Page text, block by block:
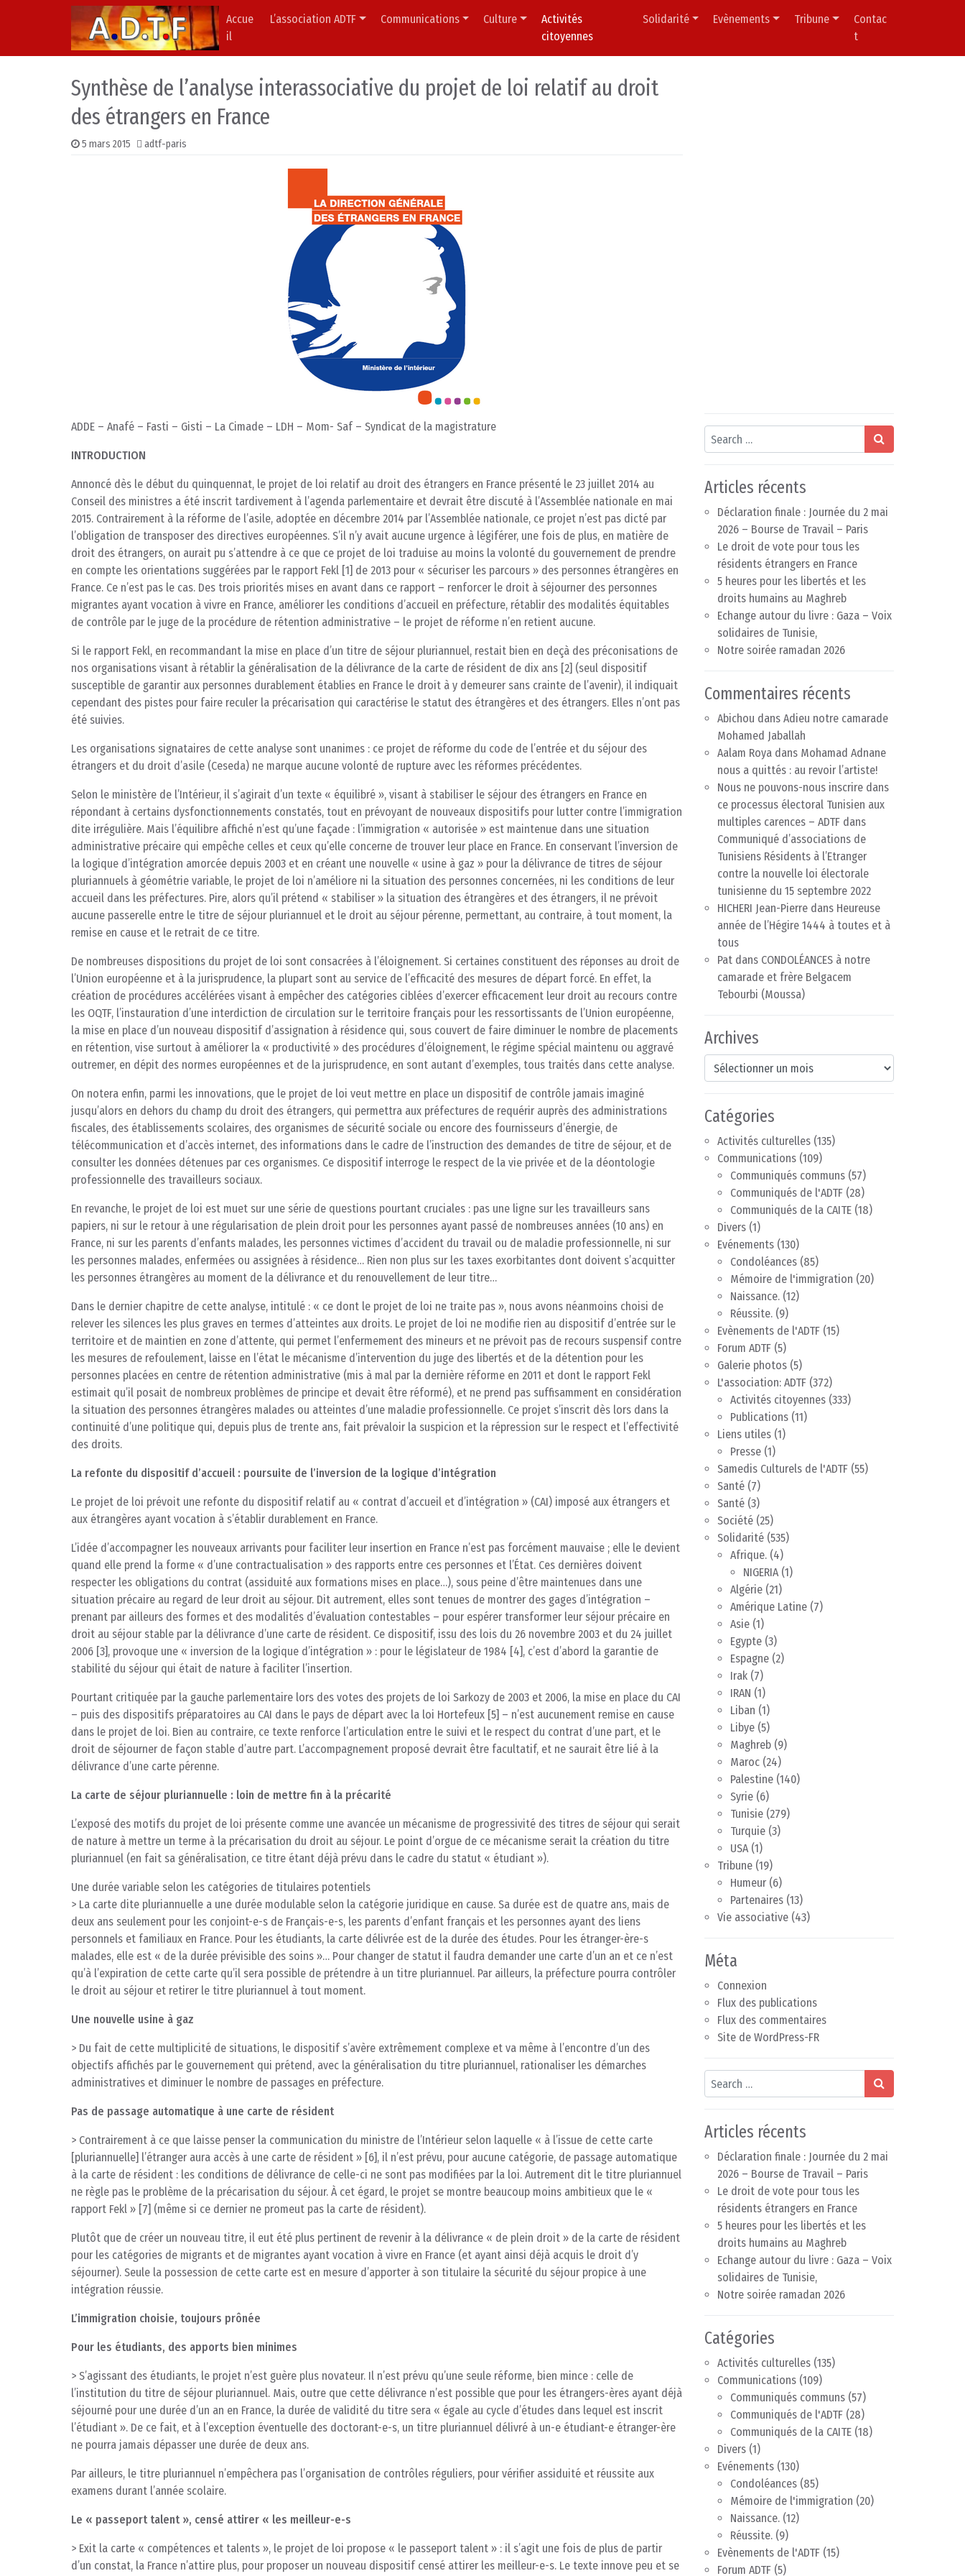
Skip to content
Main Navigation
Accue
il
L’association ADTF Communications Culture
Activités
citoyennes
Solidarité Evènements Tribune
Contac
t
Synthèse de l’analyse interassociative du projet de loi relatif au droit
des étrangers en France
5 mars 2015 adtf-paris
ADDE – Anafé – Fasti – Gisti – La Cimade – LDH – Mom- Saf – Syndicat de la magistrature
INTRODUCTION
Annoncé dès le début du quinquennat, le projet de loi relatif au droit des étrangers en France présenté le 23 juillet 2014 au
Conseil des ministres a été inscrit tardivement à l’agenda parlementaire et devrait être discuté à l’Assemblée nationale en mai
2015. Contrairement à la réforme de l’asile, adoptée en décembre 2014 par l’Assemblée nationale, ce projet n’est pas dicté par
l’obligation de transposer des directives européennes. S’il n’y avait aucune urgence à légiférer, une fois de plus, en matière de
droit des étrangers, on aurait pu s’attendre à ce que ce projet de loi traduise au moins la volonté du gouvernement de prendre
en compte les orientations suggérées par le rapport Fekl [1] de 2013 pour « sécuriser les parcours » des personnes étrangères en
France. Ce n’est pas le cas. Des trois priorités mises en avant dans ce rapport – renforcer le droit à séjourner des personnes
migrantes ayant vocation à vivre en France, améliorer les conditions d’accueil en préfecture, rétablir des modalités équitables
de contrôle par le juge de la procédure de rétention administrative – le projet de réforme n’en retient aucune.
Si le rapport Fekl, en recommandant la mise en place d’un titre de séjour pluriannuel, restait bien en deçà des préconisations de
nos organisations visant à rétablir la généralisation de la délivrance de la carte de résident de dix ans [2] (seul dispositif
susceptible de garantir aux personnes durablement établies en France le droit à y demeurer sans crainte de l’avenir), il indiquait
cependant des pistes pour faire reculer la précarisation qui caractérise le statut des étrangères et des étrangers. Elles n’ont pas
été suivies.
Les organisations signataires de cette analyse sont unanimes : ce projet de réforme du code de l’entrée et du séjour des
étrangers et du droit d’asile (Ceseda) ne marque aucune volonté de rupture avec les réformes précédentes.
Selon le ministère de l’Intérieur, il s’agirait d’un texte « équilibré », visant à stabiliser le séjour des étrangers en France en
répondant à certains dysfonctionnements constatés, tout en prévoyant de nouveaux dispositifs pour lutter contre l’immigration
dite irrégulière. Mais l’équilibre affiché n’est qu’une façade : l’immigration « autorisée » est maintenue dans une situation
administrative précaire qui empêche celles et ceux qu’elle concerne de trouver leur place en France. En conservant l’inversion de
la logique d’intégration amorcée depuis 2003 et en créant une nouvelle « usine à gaz » pour la délivrance de titres de séjour
pluriannuels à géométrie variable, le projet de loi n’améliore ni la situation des personnes concernées, ni les conditions de leur
accueil dans les préfectures. Pire, alors qu’il prétend « stabiliser » la situation des étrangères et des étrangers, il ne prévoit
aucune passerelle entre le titre de séjour pluriannuel et le droit au séjour pérenne, permettant, au contraire, à tout moment, la
remise en cause et le retrait de ce titre.
De nombreuses dispositions du projet de loi sont consacrées à l’éloignement. Si certaines constituent des réponses au droit de
l’Union européenne et à la jurisprudence, la plupart sont au service de l’efficacité des mesures de départ forcé. En effet, la
création de procédures accélérées visant à empêcher des catégories ciblées d’exercer efficacement leur droit au recours contre
les OQTF, l’instauration d’une interdiction de circulation sur le territoire français pour les ressortissants de l’Union européenne,
la mise en place d’un nouveau dispositif d’assignation à résidence qui, sous couvert de faire diminuer le nombre de placements
en rétention, vise surtout à améliorer la « productivité » des procédures d’éloignement, le régime spécial maintenu ou aggravé
outremer, en dépit des normes européennes et de la jurisprudence, en sont autant d’exemples, tous traités dans cette analyse.
On notera enfin, parmi les innovations, que le projet de loi veut mettre en place un dispositif de contrôle jamais imaginé
jusqu’alors en dehors du champ du droit des étrangers, qui permettra aux préfectures de requérir auprès des administrations
fiscales, des établissements scolaires, des organismes de sécurité sociale ou encore des fournisseurs d’énergie, de
télécommunication et d’accès internet, des informations dans le cadre de l’instruction des demandes de titre de séjour, et de
consulter les données détenues par ces organismes. Ce dispositif interroge le respect de la vie privée et de la déontologie
professionnelle des travailleurs sociaux.
En revanche, le projet de loi est muet sur une série de questions pourtant cruciales : pas une ligne sur les travailleurs sans
papiers, ni sur le retour à une régularisation de plein droit pour les personnes ayant passé de nombreuses années (10 ans) en
France, ni sur les parents d’enfants malades, les personnes victimes d’accident du travail ou de maladie professionnelle, ni sur
les personnes malades, enfermées ou assignées à résidence… Rien non plus sur les taxes exorbitantes dont doivent s’acquitter
les personnes étrangères au moment de la délivrance et du renouvellement de leur titre…
Dans le dernier chapitre de cette analyse, intitulé : « ce dont le projet de loi ne traite pas », nous avons néanmoins choisi de
relever les silences les plus graves en termes d’atteintes aux droits. Le projet de loi ne modifie rien au dispositif d’entrée sur le
territoire et de maintien en zone d’attente, qui permet l’enfermement des mineurs et ne prévoit pas de recours suspensif contre
les mesures de refoulement, laisse en l’état le mécanisme d’intervention du juge des libertés et de la détention pour les
personnes placées en centre de rétention administrative (mis à mal par la dernière réforme en 2011 et dont le rapport Fekl
estimait qu’il posait de nombreux problèmes de principe et devait être réformé), et ne prend pas suffisamment en considération
la situation des personnes étrangères malades ou atteintes d’une maladie professionnelle. Ce projet s’inscrit dès lors dans la
continuité d’une politique qui, depuis plus de trente ans, fait prévaloir la suspicion et la répression sur le respect et l’effectivité
des droits.
La refonte du dispositif d’accueil : poursuite de l’inversion de la logique d’intégration
Le projet de loi prévoit une refonte du dispositif relatif au « contrat d’accueil et d’intégration » (CAI) imposé aux étrangers et
aux étrangères ayant vocation à s’établir durablement en France.
L’idée d’accompagner les nouveaux arrivants pour faciliter leur insertion en France n’est pas forcément mauvaise ; elle le devient
quand elle prend la forme « d’une contractualisation » des rapports entre ces personnes et l’État. Ces dernières doivent
respecter les obligations du contrat (assiduité aux formations mises en place…), sous peine d’être maintenues dans une
situation précaire au regard de leur droit au séjour. Dit autrement, elles sont tenues de montrer des gages d’intégration –
prenant par ailleurs des formes et des modalités d’évaluation contestables – pour espérer transformer leur séjour précaire en
droit au séjour stable par la délivrance d’une carte de résident. Ce dispositif, issu des lois du 26 novembre 2003 et du 24 juillet
2006 [3], provoque une « inversion de la logique d’intégration » : pour le législateur de 1984 [4], c’est d’abord la garantie de
stabilité du séjour qui était de nature à faciliter l’insertion.
Pourtant critiquée par la gauche parlementaire lors des votes des projets de loi Sarkozy de 2003 et 2006, la mise en place du CAI
– puis des dispositifs préparatoires au CAI dans le pays de départ avec la loi Hortefeux [5] – n’est aucunement remise en cause
dans le projet de loi. Bien au contraire, ce texte renforce l’articulation entre le suivi et le respect du contrat d’une part, et le
droit de séjourner de façon stable d’autre part. L’accompagnement proposé devrait être facultatif, et ne saurait être lié à la
délivrance d’une carte pérenne.
La carte de séjour pluriannuelle : loin de mettre fin à la précarité
L’exposé des motifs du projet de loi présente comme une avancée un mécanisme de progressivité des titres de séjour qui serait
de nature à mettre un terme à la précarisation du droit au séjour. Le point d’orgue de ce mécanisme serait la création du titre
pluriannuel (en fait sa généralisation, ce titre étant déjà prévu dans le cadre du statut « étudiant »).
Une durée variable selon les catégories de titulaires potentiels
> La carte dite pluriannuelle a une durée modulable selon la catégorie juridique en cause. Sa durée est de quatre ans, mais de
deux ans seulement pour les conjoint-e-s de Français-e-s, les parents d’enfant français et les personnes ayant des liens
personnels et familiaux en France. Pour les étudiants, la carte délivrée est de la durée des études. Pour les étranger-ère-s
malades, elle est « de la durée prévisible des soins »… Pour changer de statut il faudra demander une carte d’un an et ce n’est
qu’à l’expiration de cette carte qu’il sera possible de prétendre à un titre pluriannuel. Par ailleurs, la préfecture pourra contrôler
le droit au séjour et retirer le titre pluriannuel à tout moment.
Une nouvelle usine à gaz
> Du fait de cette multiplicité de situations, le dispositif s’avère extrêmement complexe et va même à l’encontre d’un des
objectifs affichés par le gouvernement qui prétend, avec la généralisation du titre pluriannuel, rationaliser les démarches
administratives et diminuer le nombre de passages en préfecture.
Pas de passage automatique à une carte de résident
> Contrairement à ce que laisse penser la communication du ministre de l’Intérieur selon laquelle « à l’issue de cette carte
[pluriannuelle] l’étranger aura accès à une carte de résident » [6], il n’est prévu, pour aucune catégorie, de passage automatique
à la carte de résident : les conditions de délivrance de celle-ci ne sont pas modifiées par la loi. Autrement dit le titre pluriannuel
ne règle pas le problème de la précarisation du séjour. À cet égard, le projet se montre beaucoup moins ambitieux que le «
rapport Fekl » [7] (même si ce dernier ne promeut pas la carte de résident).
Plutôt que de créer un nouveau titre, il eut été plus pertinent de revenir à la délivrance « de plein droit » de la carte de résident
pour les catégories de migrants et de migrantes ayant vocation à vivre en France (et ayant ainsi déjà acquis le droit d’y
séjourner). Seule la possession de cette carte est en mesure d’apporter à son titulaire la sécurité du séjour propice à une
intégration réussie.
L’immigration choisie, toujours prônée
Pour les étudiants, des apports bien minimes
> S’agissant des étudiants, le projet n’est guère plus novateur. Il n’est prévu qu’une seule réforme, bien mince : celle de
l’institution du titre de séjour pluriannuel. Mais, outre que cette délivrance n’est possible que pour les étrangers-ères ayant déjà
séjourné pour une durée d’un an en France, la durée de validité du titre sera « égale au cycle d’études dans lequel est inscrit
l’étudiant ». De ce fait, et à l’exception éventuelle des doctorant-e-s, un titre pluriannuel délivré à un-e étudiant-e étranger-ère
ne pourra jamais dépasser une durée de deux ans.
Par ailleurs, le titre pluriannuel n’empêchera pas l’organisation de contrôles réguliers, pour vérifier assiduité et réussite aux
examens durant l’année scolaire.
Le « passeport talent », censé attirer « les meilleur-e-s
> Exit la carte « compétences et talents », le projet de loi propose « le passeport talent » : il s’agit une fois de plus de partir
d’un constat, la France n’attire plus, pour proposer un nouveau dispositif censé attirer les meilleur-e-s. Le texte innove peu et se
Search
Articles récents
Déclaration finale : Journée du 2 mai
2026 – Bourse de Travail – Paris
Le droit de vote pour tous les
résidents étrangers en France
5 heures pour les libertés et les
droits humains au Maghreb
Echange autour du livre : Gaza – Voix
solidaires de Tunisie,
Notre soirée ramadan 2026
Commentaires récents
Abichou dans Adieu notre camarade
Mohamed Jaballah
Aalam Roya dans Mohamad Adnane
nous a quittés : au revoir l’artiste!
Nous ne pouvons-nous inscrire dans
ce processus électoral Tunisien aux
multiples carences – ADTF dans
Communiqué d’associations de
Tunisiens Résidents à l’Etranger
contre la nouvelle loi électorale
tunisienne du 15 septembre 2022
HICHERI Jean-Pierre dans Heureuse
année de l’Hégire 1444 à toutes et à
tous
Pat dans CONDOLÉANCES à notre
camarade et frère Belgacem
Tebourbi (Moussa)
Archives
Archives
Catégories
Activités culturelles (135)
Communications (109)
Communiqués communs (57)
Communiqués de l'ADTF (28)
Communiqués de la CAITE (18)
Divers (1)
Evénements (130)
Condoléances (85)
Mémoire de l'immigration (20)
Naissance. (12)
Réussite. (9)
Evènements de l'ADTF (15)
Forum ADTF (5)
Galerie photos (5)
L'association: ADTF (372)
Activités citoyennes (333)
Publications (11)
Liens utiles (1)
Presse (1)
Samedis Culturels de l'ADTF (55)
Santé (7)
Santé (3)
Société (25)
Solidarité (535)
Afrique. (4)
NIGERIA(1)
Algérie (21)
Amérique Latine (7)
Asie (1)
Egypte (3)
Espagne (2)
Irak (7)
IRAN (1)
Liban (1)
Libye (5)
Maghreb (9)
Maroc (24)
Palestine (140)
Syrie (6)
Tunisie (279)
Turquie (3)
USA(1)
Tribune (19)
Humeur (6)
Partenaires (13)
Vie associative (43)
Méta
Connexion
Flux des publications
Flux des commentaires
Site de WordPress-FR
Search
Articles récents
Déclaration finale : Journée du 2 mai
2026 – Bourse de Travail – Paris
Le droit de vote pour tous les
résidents étrangers en France
5 heures pour les libertés et les
droits humains au Maghreb
Echange autour du livre : Gaza – Voix
solidaires de Tunisie,
Notre soirée ramadan 2026
Catégories
Activités culturelles (135)
Communications (109)
Communiqués communs (57)
Communiqués de l'ADTF (28)
Communiqués de la CAITE (18)
Divers (1)
Evénements (130)
Condoléances (85)
Mémoire de l'immigration (20)
Naissance. (12)
Réussite. (9)
Evènements de l'ADTF (15)
Forum ADTF (5)